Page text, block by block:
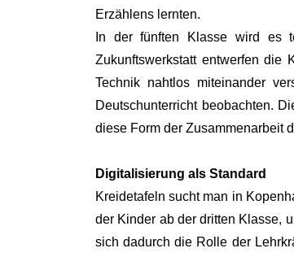
Erzählens lernten.
In der fünften Klasse wird es
Zukunftswerkstatt entwerfen die
Technik nahtlos miteinander
Deutschunterricht beobachten.
diese Form der Zusammenarbeit
Digitalisierung als Standard
Kreidetafeln sucht man in
der Kinder ab der dritten Klasse,
sich dadurch die Rolle der